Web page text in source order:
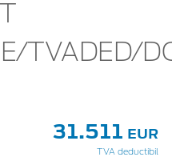
TVADED/
31.511 EUR
TVA deductibil